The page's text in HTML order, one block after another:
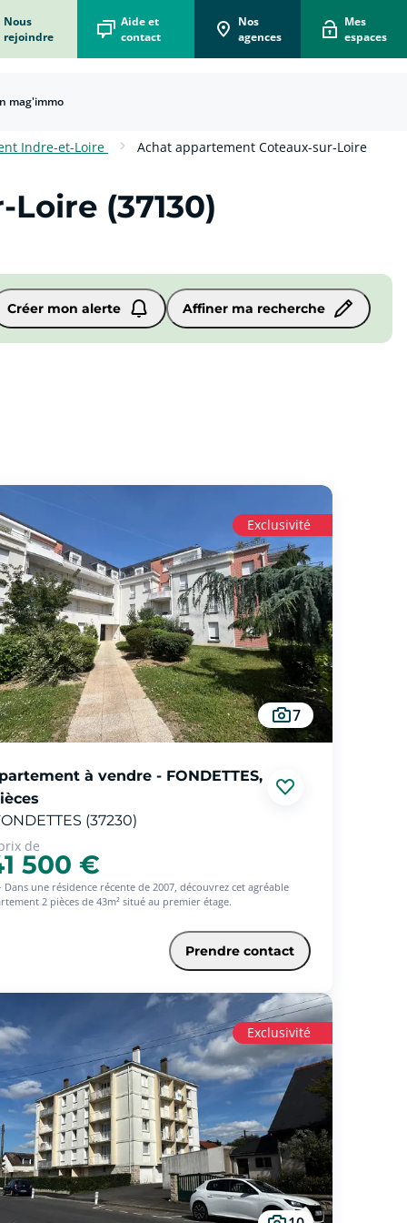
Nous
rejoindre
Aide et
contact
Nos
agences
Mes
espaces
mag'immo
Indre-et-Loire Achat appartement Coteaux-sur-Loire
(37130)
Créer mon alerte Affiner ma recherche
Exclusivité
7
à vendre - FONDETTES,
(37230)
de
500 €
Dans une résidence récente de 2007, découvrez cet agréable
2 pièces de 43m² situé au premier étage.
compose d'une entrée avec placard, d'une pièce de vie avec
ouverte et avec un accès sur une terrasse, une chambre, une
loué 5 688 /an
TECHNIQUES
: 1er étage
: Ouest
de 2007
individuel : Radiateur électrique
: Double vitrage PVC - volets roulants
: Fibre
COMMUNES ET COPROPRIETE
Prendre contact
Exclusivité